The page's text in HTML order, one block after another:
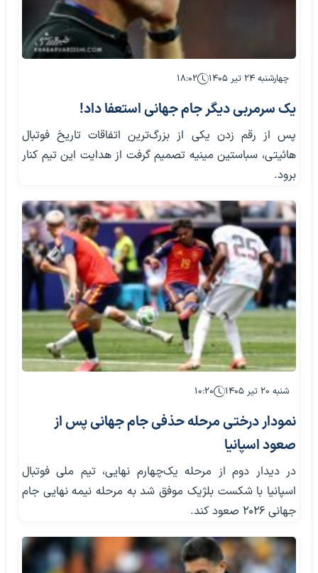
چهارشنبه ۲۴ تیر ۱۴۰۵ ۱۸:۰۲
یک سرمربی دیگر جام جهانی استعفا داد!
پس از رقم زدن یکی از بزرگ‌ترین اتفاقات تاریخ فوتبال
هائیتی، سباستین مینیه تصمیم گرفت از هدایت این تیم کنار
برود.
شنبه ۲۰ تیر ۱۴۰۵ ۱۰:۲۰
نمودار درختی مرحله حذفی جام جهانی پس از
صعود اسپانیا
در دیدار دوم از مرحله یک‌چهارم نهایی، تیم ملی فوتبال
اسپانیا با شکست بلژیک موفق شد به مرحله نیمه نهایی جام
جهانی ۲۰۲۶ صعود کند.